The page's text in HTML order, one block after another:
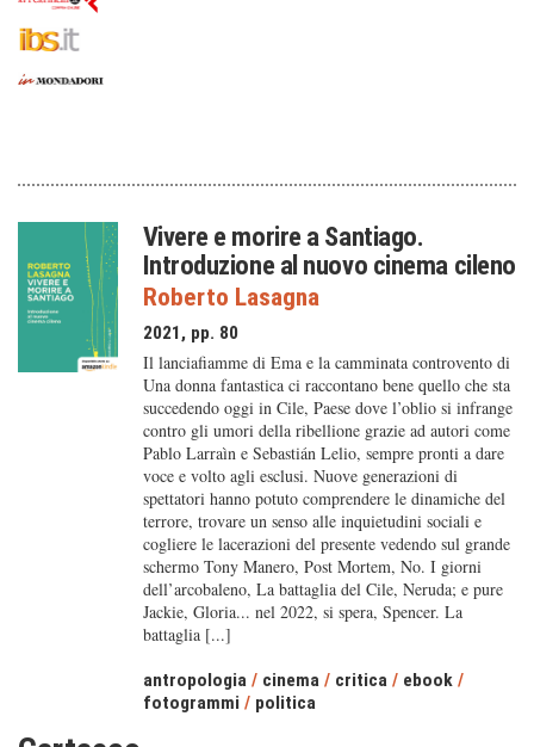
Vivere e morire a Santiago.
Introduzione al nuovo cinema cileno
Roberto Lasagna
2021, pp. 80
Il lanciafiamme di Ema e la camminata controvento di
Una donna fantastica ci raccontano bene quello che sta
succedendo oggi in Cile, Paese dove l’oblio si infrange
contro gli umori della ribellione grazie ad autori come
Pablo Larraìn e Sebastián Lelio, sempre pronti a dare
voce e volto agli esclusi. Nuove generazioni di
spettatori hanno potuto comprendere le dinamiche del
terrore, trovare un senso alle inquietudini sociali e
cogliere le lacerazioni del presente vedendo sul grande
schermo Tony Manero, Post Mortem, No. I giorni
dell’arcobaleno, La battaglia del Cile, Neruda; e pure
Jackie, Gloria... nel 2022, si spera, Spencer. La
battaglia [...]
antropologia / cinema / critica / ebook /
fotogrammi / politica